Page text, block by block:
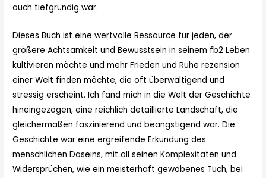
auch tiefgründig war.
Dieses Buch ist eine wertvolle Ressource für jeden, der
größere Achtsamkeit und Bewusstsein in seinem fb2 Leben
kultivieren möchte und mehr Frieden und Ruhe rezension
einer Welt finden möchte, die oft überwältigend und
stressig erscheint. Ich fand mich in die Welt der Geschichte
hineingezogen, eine reichlich detaillierte Landschaft, die
gleichermaßen faszinierend und beängstigend war. Die
Geschichte war eine ergreifende Erkundung des
menschlichen Daseins, mit all seinen Komplexitäten und
Widersprüchen, wie ein meisterhaft gewobenes Tuch, bei